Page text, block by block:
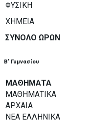
ΦΥΣΙΚΗ
ΧΗΜΕΙΑ
ΣΥΝΟΛΟ ΩΡΩΝ
Β' Γυμνασίου
ΜΑΘΗΜΑΤΑ
ΜΑΘΗΜΑΤΙΚΑ
ΑΡΧΑΙΑ
ΝΕΑ ΕΛΛΗΝΙΚΑ